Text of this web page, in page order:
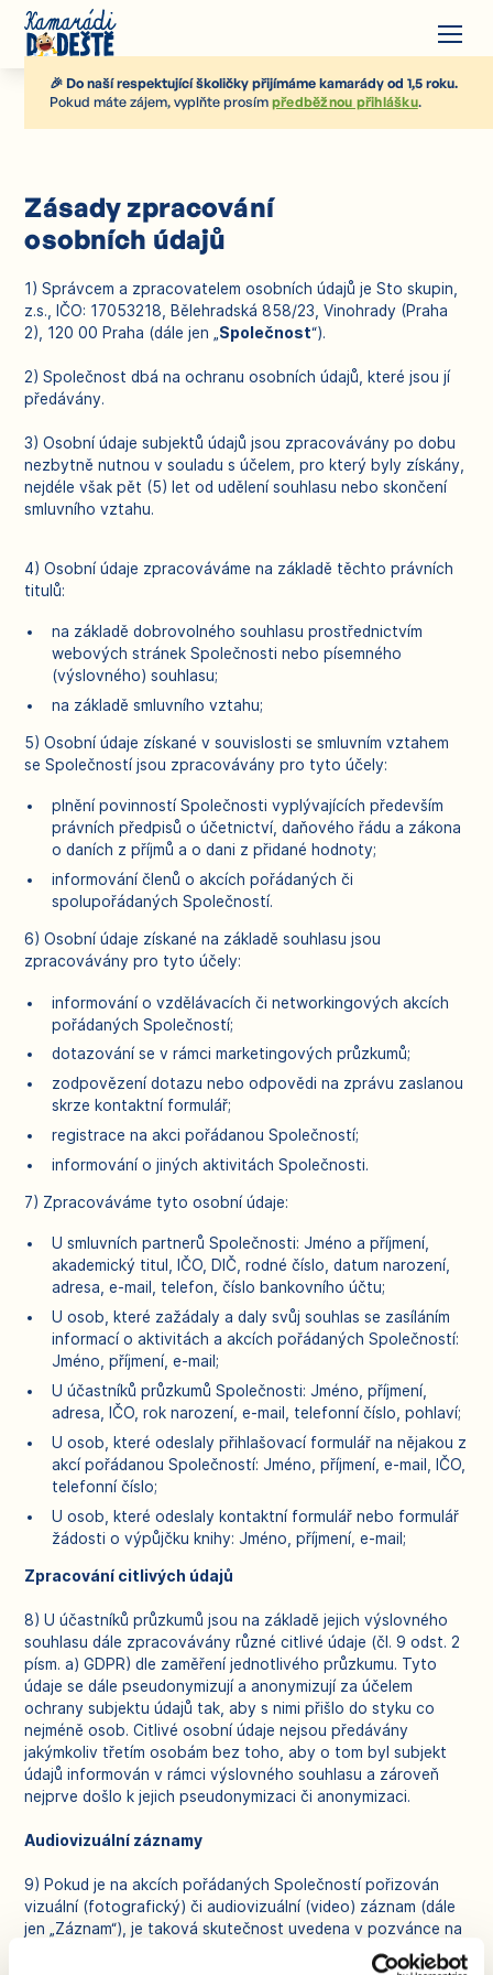
🎉 Do naší respektující školičky přijímáme kamarády od 1,5 roku.
Pokud máte zájem, vyplňte prosímpředběžnou přihlášku.
Zásady zpracování
osobních údajů
1) Správcem a zpracovatelem osobních údajů je Sto skupin,
z.s., IČO: 17053218, Bělehradská 858/23, Vinohrady (Praha
2), 120 00 Praha (dále jen „ Společnost“).
2) Společnost dbá na ochranu osobních údajů, které jsou jí
předávány.
3) Osobní údaje subjektů údajů jsou zpracovávány po dobu
nezbytně nutnou v souladu s účelem, pro který byly získány,
nejdéle však pět (5) let od udělení souhlasu nebo skončení
smluvního vztahu.
4) Osobní údaje zpracováváme na základě těchto právních
titulů:
na základě dobrovolného souhlasu prostřednictvím
webových stránek Společnosti nebo písemného
(výslovného) souhlasu;
na základě smluvního vztahu;
5) Osobní údaje získané v souvislosti se smluvním vztahem
se Společností jsou zpracovávány pro tyto účely:
plnění povinností Společnosti vyplývajících především
právních předpisů o účetnictví, daňového řádu a zákona
o daních z příjmů a o dani z přidané hodnoty;
informování členů o akcích pořádaných či
spolupořádaných Společností.
6) Osobní údaje získané na základě souhlasu jsou
zpracovávány pro tyto účely:
informování o vzdělávacích či networkingových akcích
pořádaných Společností;
dotazování se v rámci marketingových průzkumů;
zodpovězení dotazu nebo odpovědi na zprávu zaslanou
skrze kontaktní formulář;
registrace na akci pořádanou Společností;
informování o jiných aktivitách Společnosti.
7) Zpracováváme tyto osobní údaje:
U smluvních partnerů Společnosti: Jméno a příjmení,
akademický titul, IČO, DIČ, rodné číslo, datum narození,
adresa, e-mail, telefon, číslo bankovního účtu;
U osob, které zažádaly a daly svůj souhlas se zasíláním
informací o aktivitách a akcích pořádaných Společností:
Jméno, příjmení, e-mail;
U účastníků průzkumů Společnosti: Jméno, příjmení,
adresa, IČO, rok narození, e-mail, telefonní číslo, pohlaví;
U osob, které odeslaly přihlašovací formulář na nějakou z
akcí pořádanou Společností: Jméno, příjmení, e-mail, IČO,
telefonní číslo;
U osob, které odeslaly kontaktní formulář nebo formulář
žádosti o výpůjčku knihy: Jméno, příjmení, e-mail;
Zpracování citlivých údajů
8) U účastníků průzkumů jsou na základě jejich výslovného
souhlasu dále zpracovávány různé citlivé údaje (čl. 9 odst. 2
písm. a) GDPR) dle zaměření jednotlivého průzkumu. Tyto
údaje se dále pseudonymizují a anonymizují za účelem
ochrany subjektu údajů tak, aby s nimi přišlo do styku co
nejméně osob. Citlivé osobní údaje nejsou předávány
jakýmkoliv třetím osobám bez toho, aby o tom byl subjekt
údajů informován v rámci výslovného souhlasu a zároveň
nejprve došlo k jejich pseudonymizaci či anonymizaci.
Audiovizuální záznamy
9) Pokud je na akcích pořádaných Společností pořizován
vizuální (fotografický) či audiovizuální (video) záznam (dále
jen „Záznam“), je taková skutečnost uvedena v pozvánce na
akci s informací, že účastí na akci subjekt údajů vyjadřuje